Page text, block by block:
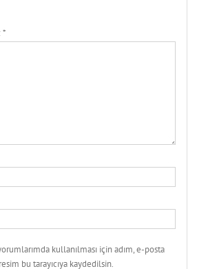
*
kullanılması için adım, e-posta
bu tarayıcıya kaydedilsin.